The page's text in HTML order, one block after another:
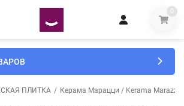
0
ПЛИТКА / Керама Марацци / Kerama Marazzi